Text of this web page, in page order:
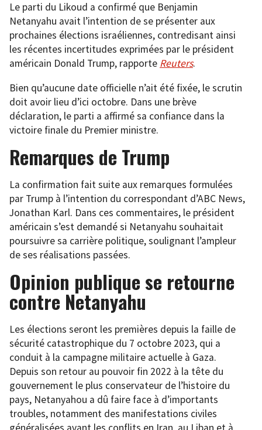
Le parti du Likoud a confirmé que Benjamin
Netanyahu avait l’intention de se présenter aux
prochaines élections israéliennes, contredisant ainsi
les récentes incertitudes exprimées par le président
américain Donald Trump, rapporte Reuters.
Bien qu’aucune date officielle n’ait été fixée, le scrutin
doit avoir lieu d’ici octobre. Dans une brève
déclaration, le parti a affirmé sa confiance dans la
victoire finale du Premier ministre.
Remarques de Trump
La confirmation fait suite aux remarques formulées
par Trump à l’intention du correspondant d’ABC News,
Jonathan Karl. Dans ces commentaires, le président
américain s’est demandé si Netanyahu souhaitait
poursuivre sa carrière politique, soulignant l’ampleur
de ses réalisations passées.
Opinion publique se retourne
contre Netanyahu
Les élections seront les premières depuis la faille de
sécurité catastrophique du 7 octobre 2023, qui a
conduit à la campagne militaire actuelle à Gaza.
Depuis son retour au pouvoir fin 2022 à la tête du
gouvernement le plus conservateur de l’histoire du
pays, Netanyahou a dû faire face à d’importants
troubles, notamment des manifestations civiles